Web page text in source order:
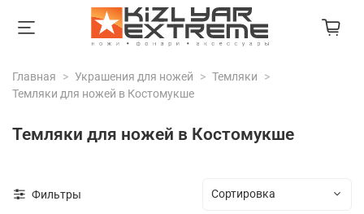
Главная Украшения для ножей
Темляки
Темляки для ножей в Костомукше
Темляки для ножей в Костомукше
Фильтры